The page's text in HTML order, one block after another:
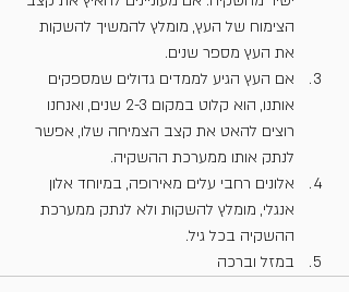
הצימוח של העץ, מומלץ להמשיך להשקות
את העץ מספר שנים.
אם העץ הגיע לממדים גדולים שמספקים
אותנו, הוא קלוט במקום 2-3 שנים, ואנחנו
רוצים להאט את קצב הצמיחה שלו, אפשר
לנתק אותו ממערכת ההשקיה.
אלונים רחבי עלים מאירופה, במיוחד אלון
אנגלי, מומלץ להשקות ולא לנתק ממערכת
ההשקיה בכל גיל.
במזל וברכה